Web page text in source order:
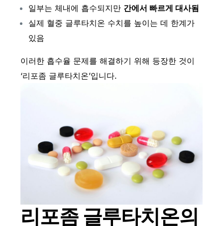
일부는 체내에 흡수되지만 간에서 빠르게 대사됨
실제 혈중 글루타치온 수치를 높이는 데 한계가
있음
이러한 흡수율 문제를 해결하기 위해 등장한 것이
‘리포좀 글루타치온’입니다.
리포좀 글루타치온의